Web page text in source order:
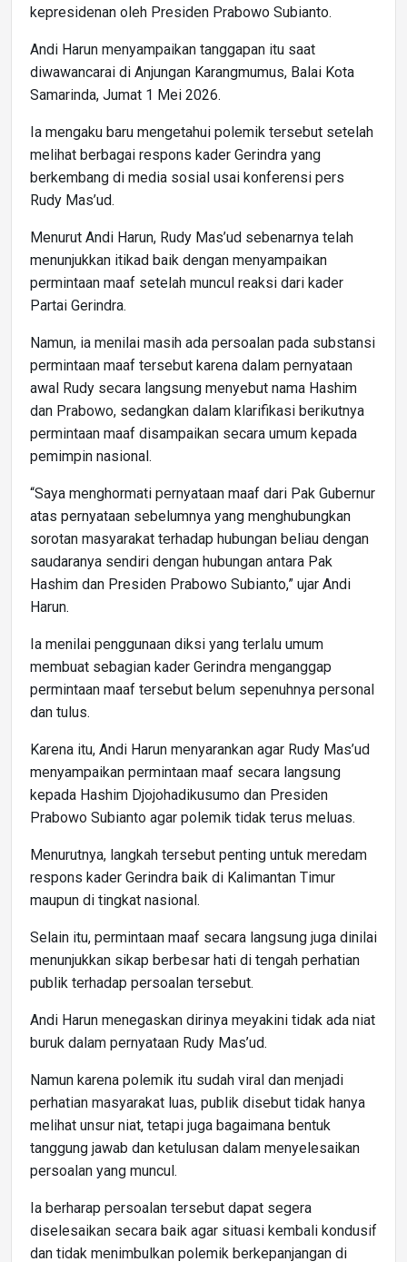
kepresidenan oleh Presiden Prabowo Subianto.
Andi Harun menyampaikan tanggapan itu saat
diwawancarai di Anjungan Karangmumus, Balai Kota
Samarinda, Jumat 1 Mei 2026.
Ia mengaku baru mengetahui polemik tersebut setelah
melihat berbagai respons kader Gerindra yang
berkembang di media sosial usai konferensi pers
Rudy Mas’ud.
Menurut Andi Harun, Rudy Mas’ud sebenarnya telah
menunjukkan itikad baik dengan menyampaikan
permintaan maaf setelah muncul reaksi dari kader
Partai Gerindra.
Namun, ia menilai masih ada persoalan pada substansi
permintaan maaf tersebut karena dalam pernyataan
awal Rudy secara langsung menyebut nama Hashim
dan Prabowo, sedangkan dalam klarifikasi berikutnya
permintaan maaf disampaikan secara umum kepada
pemimpin nasional.
“Saya menghormati pernyataan maaf dari Pak Gubernur
atas pernyataan sebelumnya yang menghubungkan
sorotan masyarakat terhadap hubungan beliau dengan
saudaranya sendiri dengan hubungan antara Pak
Hashim dan Presiden Prabowo Subianto,” ujar Andi
Harun.
Ia menilai penggunaan diksi yang terlalu umum
membuat sebagian kader Gerindra menganggap
permintaan maaf tersebut belum sepenuhnya personal
dan tulus.
Karena itu, Andi Harun menyarankan agar Rudy Mas’ud
menyampaikan permintaan maaf secara langsung
kepada Hashim Djojohadikusumo dan Presiden
Prabowo Subianto agar polemik tidak terus meluas.
Menurutnya, langkah tersebut penting untuk meredam
respons kader Gerindra baik di Kalimantan Timur
maupun di tingkat nasional.
Selain itu, permintaan maaf secara langsung juga dinilai
menunjukkan sikap berbesar hati di tengah perhatian
publik terhadap persoalan tersebut.
Andi Harun menegaskan dirinya meyakini tidak ada niat
buruk dalam pernyataan Rudy Mas’ud.
Namun karena polemik itu sudah viral dan menjadi
perhatian masyarakat luas, publik disebut tidak hanya
melihat unsur niat, tetapi juga bagaimana bentuk
tanggung jawab dan ketulusan dalam menyelesaikan
persoalan yang muncul.
Ia berharap persoalan tersebut dapat segera
diselesaikan secara baik agar situasi kembali kondusif
dan tidak menimbulkan polemik berkepanjangan di